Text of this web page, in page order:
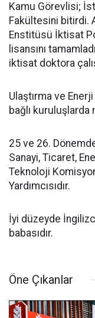
Kamu Görevlisi;
Fakültesini bitirdi.
Enstitüsü İktisat
lisansını
iktisat doktora
Ulaştırma ve
bağlı kuruluşlarda
25 ve 26.
Sanayi, Ticaret,
Teknoloji
Yardımcısıdır.
İyi düzeyde
babasıdır.
Öne Çıkanlar